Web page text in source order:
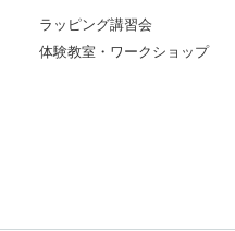
ラッピング講習会
体験教室・ワークショップ